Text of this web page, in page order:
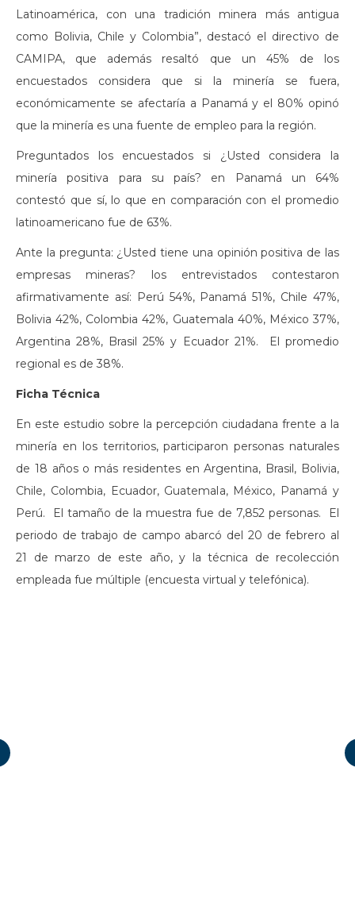
Latinoamérica, con una tradición minera más antigua
como Bolivia, Chile y Colombia”, destacó el directivo de
CAMIPA, que además resaltó que un 45% de los
encuestados considera que si la minería se fuera,
económicamente se afectaría a Panamá y el 80% opinó
que la minería es una fuente de empleo para la región.
Preguntados los encuestados si ¿Usted considera la
minería positiva para su país? en Panamá un 64%
contestó que sí, lo que en comparación con el promedio
latinoamericano fue de 63%.
Ante la pregunta: ¿Usted tiene una opinión positiva de las
empresas mineras? los entrevistados contestaron
afirmativamente así: Perú 54%, Panamá 51%, Chile 47%,
Bolivia 42%, Colombia 42%, Guatemala 40%, México 37%,
Argentina 28%, Brasil 25% y Ecuador 21%. El promedio
regional es de 38%.
Ficha Técnica
En este estudio sobre la percepción ciudadana frente a la
minería en los territorios, participaron personas naturales
de 18 años o más residentes en Argentina, Brasil, Bolivia,
Chile, Colombia, Ecuador, Guatemala, México, Panamá y
Perú. El tamaño de la muestra fue de 7,852 personas. El
periodo de trabajo de campo abarcó del 20 de febrero al
21 de marzo de este año, y la técnica de recolección
empleada fue múltiple (encuesta virtual y telefónica).